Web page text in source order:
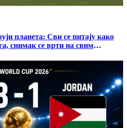
планета: Сви се питају како
снимак се врти на свим